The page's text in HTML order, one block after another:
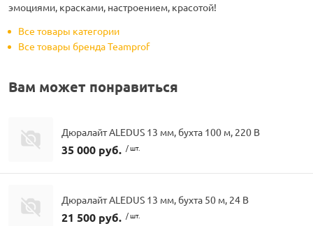
эмоциями, красками, настроением, красотой!
Все товары категории
Все товары бренда Teamprof
Вам может понравиться
Дюралайт ALEDUS 13 мм, бухта 100 м, 220 В
35 000 руб. / шт.
Дюралайт ALEDUS 13 мм, бухта 50 м, 24 В
21 500 руб. / шт.